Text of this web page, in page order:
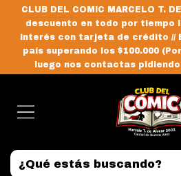
CLUB DEL COMIC MARCELO T.
descuento en todo por tiempo
interés con tarjeta de crédito //
país superando los $100.000
luego nos contactas